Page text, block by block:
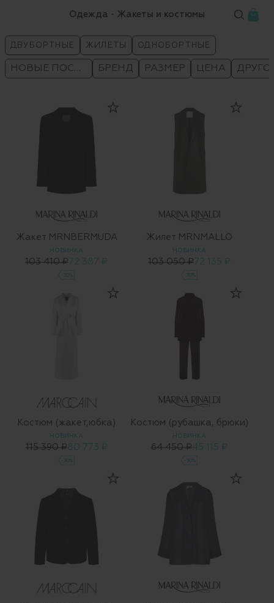
Одежда - Жакеты и костюмы
ДВУБОРТНЫЕ ЖИЛЕТЫ ОДНОБОРТНЫЕ
НОВЫЕ ПОСТУПЛЕНИЯ БРЕНД РАЗМЕР ЦЕНА
Жакет MRNBERMUDA
НОВИНКА
103 410 ₽72 387 ₽
-30%
Жилет MRNMALLO
НОВИНКА
103 050 ₽72 135 ₽
-30%
Костюм (жакет,юбка)
НОВИНКА
115 390 ₽80 773 ₽
-30%
Костюм (рубашка, брюки)
НОВИНКА
64 450 ₽45 115 ₽
-30%